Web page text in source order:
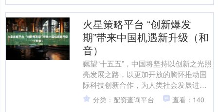
火星策略平台 “创新爆发
期”带来中国机遇新升级（和
音）
瞩望“十五五”，中国将坚持以创新之光照
亮发展之路，以更加开放的胸怀推动国
际科技创新合作，为人类社会发展进步
作出更大贡献 中共二十届四中全会提
出，加快高水平科技自....
分类：配资查询平台 查看：140